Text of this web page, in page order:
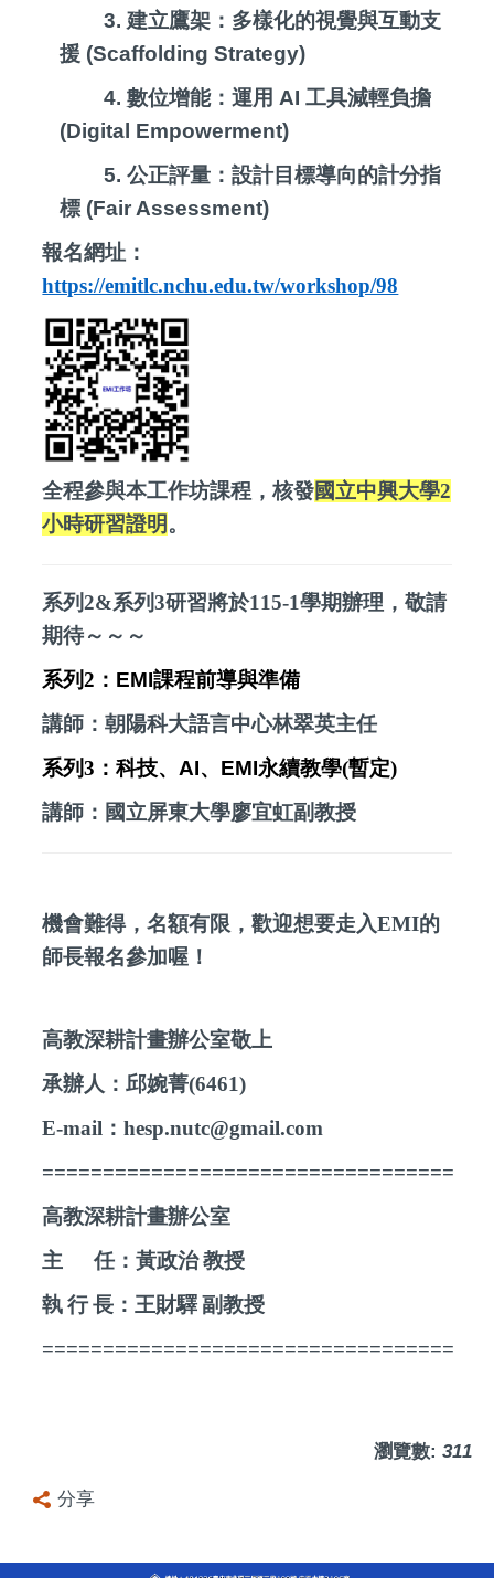
3.建立鷹架：多樣化的視覺與互動支
援 (Scaffolding Strategy)
4.數位增能：運用 AI工具減輕負擔
(Digital Empowerment)
5.公正評量：設計目標導向的計分指
標 (Fair Assessment)
報名網址：
https://emitlc.nchu.edu.tw/workshop/98
全程參與本工作坊課程，核發國立中興大學2
小時研習證明 。
系列2&系列3研習將於115-1學期辦理，敬請
期待～～～
系列2 ： EMI課程前導與準備
講師：朝陽科大語言中心林翠英主任
系列3 ：科技、AI、 EMI永續教學(暫定)
講師：國立屏東大學廖宜虹副教授
機會難得，名額有限，歡迎想要走入EMI的
師長報名參加喔！
高教深耕計畫辦公室敬上
承辦人：邱婉菁(6461)
E-mail ：hesp.nutc@gmail.com
==================================
高教深耕計畫辦公室
主
任：黃政治教授
執 行長：王財驛 副教授
==================================
瀏覽數: 311
分享